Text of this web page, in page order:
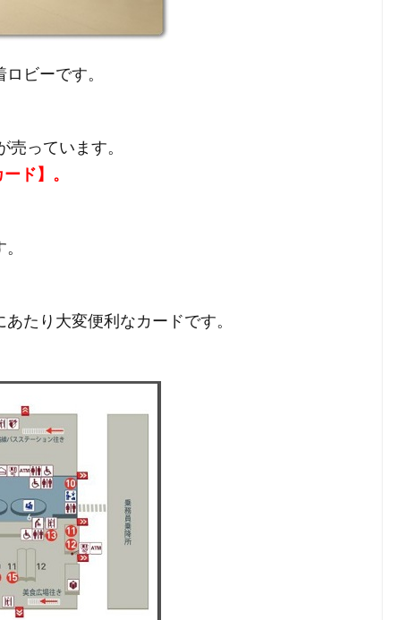
ビーです。
っています。
ド】。
たり大変便利なカードです。